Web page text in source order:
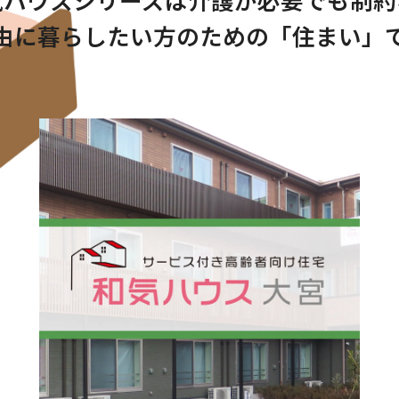
に暮らしたい方のための「住まい」